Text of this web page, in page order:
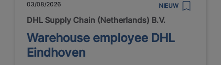
03/08/2026 NIEUW
DHL Supply Chain (Netherlands) B.V.
Warehouse employee DHL
Eindhoven